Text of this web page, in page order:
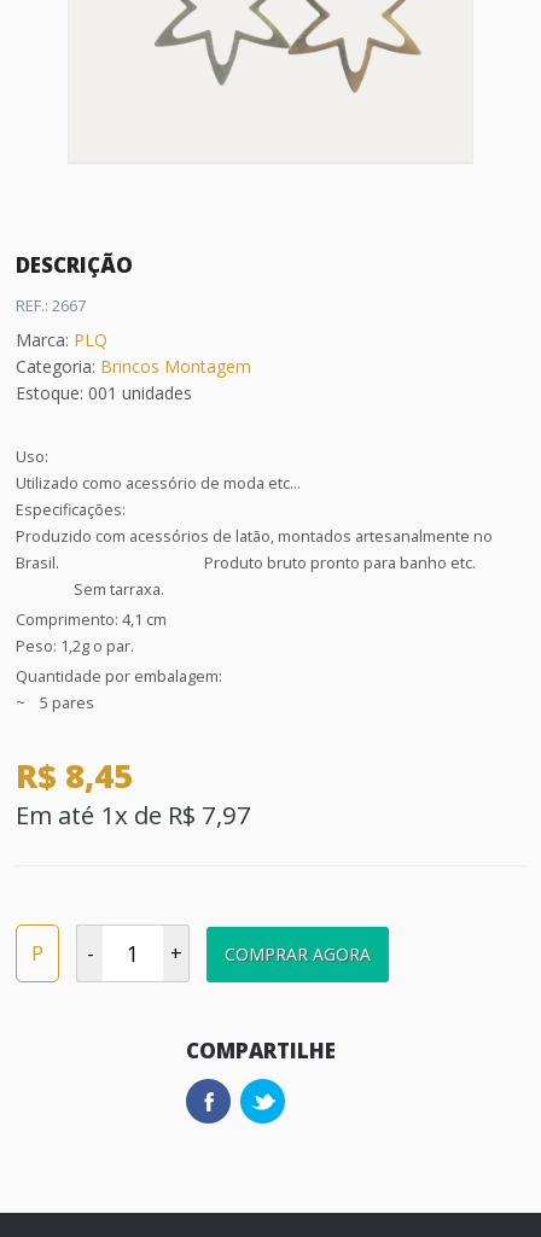
DESCRIÇÃO
REF.: 2667
Marca: PLQ
Categoria: Brincos Montagem
Estoque: 001 unidades
Uso:
Utilizado como acessório de moda etc...
Especificações:
Produzido com acessórios de latão, montados artesanalmente no
Brasil. Produto bruto pronto para banho etc.
Sem tarraxa.
Comprimento: 4,1 cm
Peso: 1,2g o par.
Quantidade por embalagem:
~ 5 pares
R$ 8,45
Em até 1x de R$ 7,97
P - + COMPRAR AGORA
COMPARTILHE